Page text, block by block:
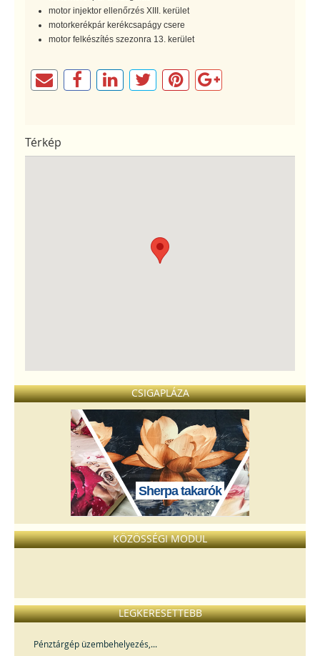
motor injektor ellenőrzés XIII. kerület
motorkerékpár kerékcsapágy csere
motor felkészítés szezonra 13. kerület
Térkép
CSIGAPLÁZA
Sherpa takarók
KÖZÖSSÉGI MODUL
LEGKERESETTEBB
Pénztárgép üzembehelyezés,...